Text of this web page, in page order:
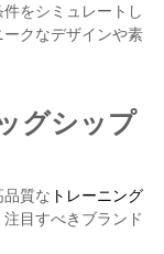
をシミュレートし
クなデザインや素
グシップ
質な トレーニング
目すべきブランド